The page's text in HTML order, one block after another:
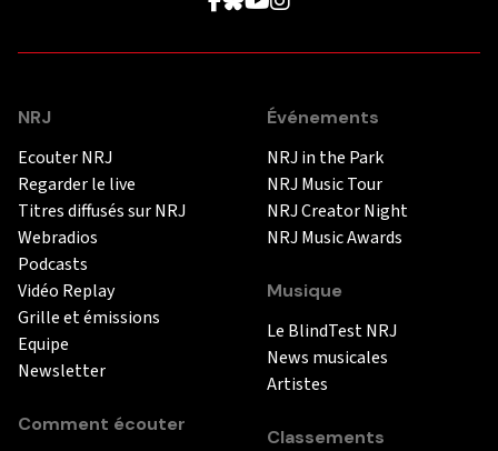
NRJ
Ecouter NRJ
Regarder le live
Titres diffusés sur NRJ
Webradios
Podcasts
Vidéo Replay
Grille et émissions
Equipe
Newsletter
Comment écouter
Événements
NRJ in the Park
NRJ Music Tour
NRJ Creator Night
NRJ Music Awards
Musique
Le BlindTest NRJ
News musicales
Artistes
Classements